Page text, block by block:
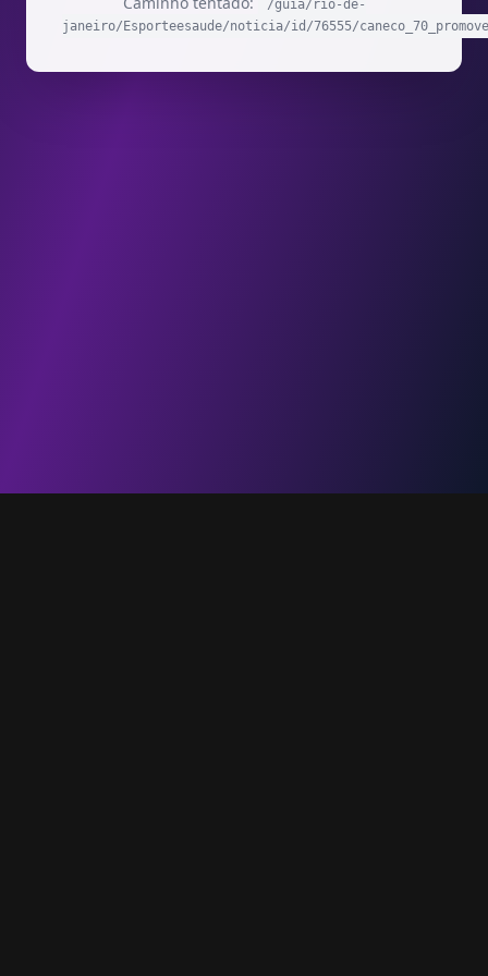
/guia/rio-de-
janeiro/Esporteesaude/noticia/id/76555/